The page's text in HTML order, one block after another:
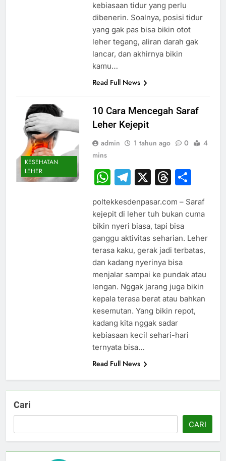
kebiasaan tidur yang perlu
dibenerin. Soalnya, posisi tidur
yang gak pas bisa bikin otot
leher tegang, aliran darah gak
lancar, dan akhirnya bikin
kamu…
Read Full News
KESEHATAN
LEHER
10 Cara Mencegah Saraf
Leher Kejepit
admin 1 tahun ago 0
4
mins
WhatsApp
Telegram
X
poltekkesdenpasar.com – Saraf
kejepit di leher tuh bukan cuma
bikin nyeri biasa, tapi bisa
ganggu aktivitas seharian. Leher
terasa kaku, gerak jadi terbatas,
dan kadang nyerinya bisa
menjalar sampai ke pundak atau
lengan. Nggak jarang juga bikin
kepala terasa berat atau bahkan
kesemutan. Yang bikin repot,
kadang kita nggak sadar
kebiasaan kecil sehari-hari
ternyata bisa…
Read Full News
Cari
CARI